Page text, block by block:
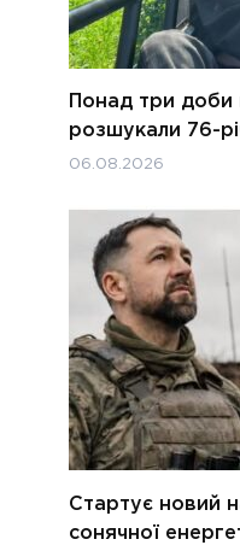
Понад три доби
розшукали 76-
06.08.2026
Стартує новий
сонячної